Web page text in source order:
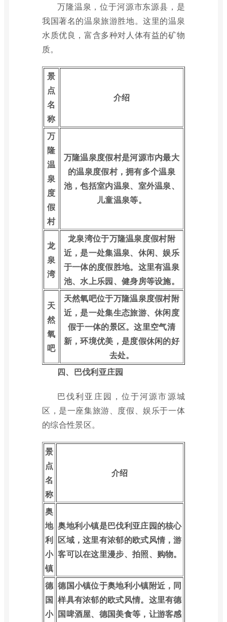
万隆温泉，位于河源市东源县，是
我国著名的温泉旅游胜地。这里的温泉
水质优良，富含多种对人体有益的矿物
质。
景
点
名
称
介绍
万
隆
温
泉
度
假
村
万隆温泉度假村是河源市内最大
的温泉度假村，拥有多个温泉
池，包括室内温泉、室外温泉、
儿童温泉等。
龙
泉
湾
龙泉湾位于万隆温泉度假村附
近，是一处集温泉、休闲、娱乐
于一体的度假胜地。这里有温泉
池、水上乐园、健身房等设施。
天
然
氧
吧
天然氧吧位于万隆温泉度假村附
近，是一处集生态旅游、休闲度
假于一体的景区。这里空气清
新，环境优美，是度假休闲的好
去处。
四、巴伐利亚庄园
巴伐利亚庄园，位于河源市源城
区，是一座集旅游、度假、娱乐于一体
的综合性景区。
景
点
名
称
介绍
奥
地
利
小
镇
奥地利小镇是巴伐利亚庄园的核心
区域，这里有浓郁的欧式风情，游
客可以在这里漫步、拍照、购物。
德
国
小
德国小镇位于奥地利小镇附近，同
样具有浓郁的欧式风情。这里有德
国啤酒屋、德国美食等，让游客感